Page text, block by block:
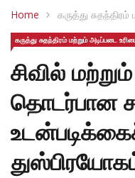
Home கருத்து
கருத்து சுதந்திரம் மற்றும் அடிப்படை
சிவில்
தொடர்பான